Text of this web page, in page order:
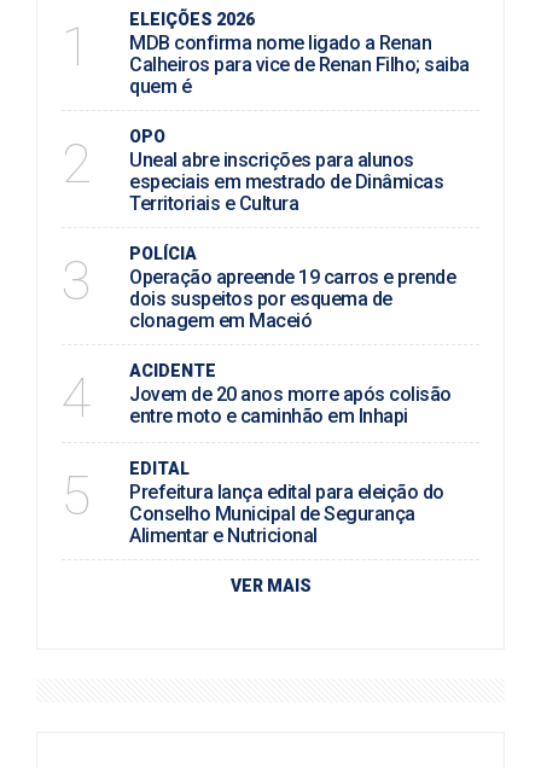
1 ELEIÇÕES 2026
MDB confirma nome ligado a Renan
Calheiros para vice de Renan Filho; saiba
quem é
2 OPO
Uneal abre inscrições para alunos
especiais em mestrado de Dinâmicas
Territoriais e Cultura
3 POLÍCIA
Operação apreende 19 carros e prende
dois suspeitos por esquema de
clonagem em Maceió
4 ACIDENTE
Jovem de 20 anos morre após colisão
entre moto e caminhão em Inhapi
5 EDITAL
Prefeitura lança edital para eleição do
Conselho Municipal de Segurança
Alimentar e Nutricional
VER MAIS